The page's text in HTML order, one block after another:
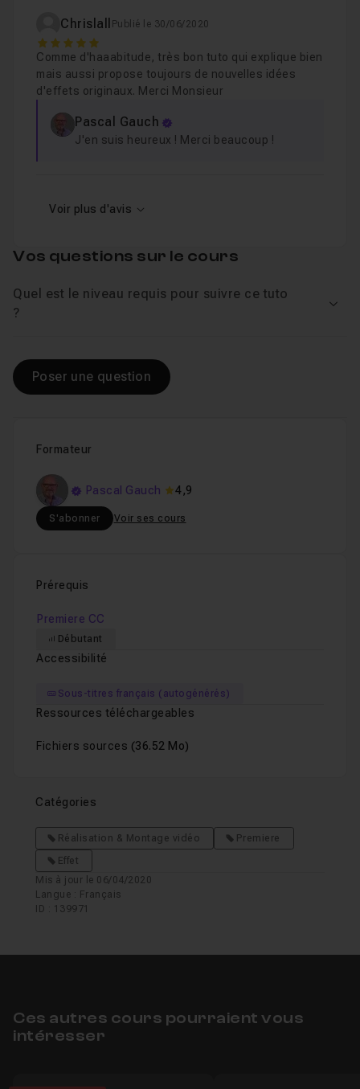
Chrislall Publié le 30/06/2020
5
Comme d'haaabitude, très bon tuto qui explique bien
mais aussi propose toujours de nouvelles idées
d'effets originaux. Merci Monsieur
Pascal Gauch
J'en suis heureux ! Merci beaucoup !
Voir plus d'avis
Formateur
Pascal Gauch 4,9
S'abonner Voir ses cours
Prérequis
Premiere CC
Débutant
Accessibilité
Sous-titres français (autogénérés)
Ressources téléchargeables
Fichiers sources (36.52 Mo)
Catégories
Réalisation & Montage vidéo
Premiere
Effet
Mis à jour le 06/04/2020
Langue : Français
ID : 139971
Vos questions sur le cours
Quel est le niveau requis pour suivre ce tuto
?
Poser une question
Ces autres cours pourraient vous
intéresser